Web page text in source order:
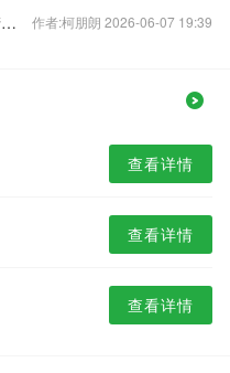
野三坡景区建起287栋别墅 国有资产被转卖被指未按正常程序 作者:柯朋朗 2026-06-07 19:39
查看详情
查看详情
查看详情